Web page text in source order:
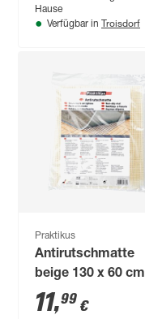
Hause
Verfügbar in Troisdorf
Praktikus
Antirutschmatte
beige 130 x 60 cm
11,99 €